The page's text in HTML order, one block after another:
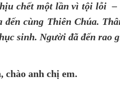
chết một lần vì tội lỗi –
đến cùng Thiên Chúa.
sinh. Người đã đến rao
chào anh chị em.